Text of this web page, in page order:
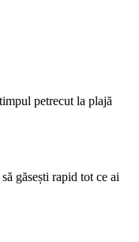
petrecut la plajă
găsești rapid tot ce ai